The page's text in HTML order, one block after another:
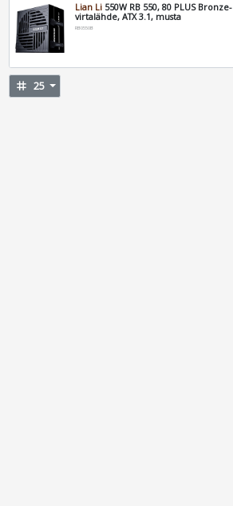
Lian Li 550W RB 550, 80 PLUS Bronze-
virtalähde, ATX 3.1, musta
RB0550B
tag 25